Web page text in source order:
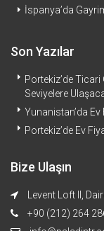
İspanya’da
Son Yazılar
Portekiz’de Ticari
Seviyelere
Yunanistan’da Ev
Portekiz’de Ev
Bize Ulaşın
Levent Loft II,
+90 (212) 264